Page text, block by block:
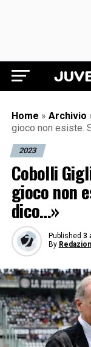
Home » Archivio
gioco non esiste.
2023
Cobolli
gioco non
dico…»
Published 3
By